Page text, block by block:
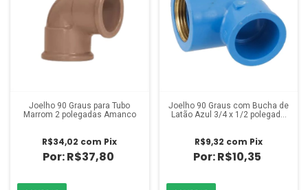
Joelho 90 Graus para Tubo
Marrom 2 polegadas Amanco
R$37,80
R$34,02 com Pix
Joelho 90 Graus com Bucha de
Latão Azul 3/4 x 1/2 polegada
R$10,35
R$9,32 com Pix